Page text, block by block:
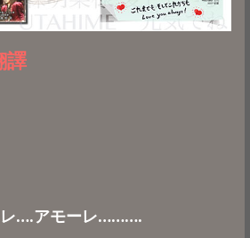
譯
….アモーレ……….